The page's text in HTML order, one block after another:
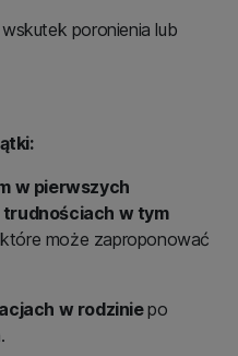
poronienia lub
w pierwszych
trudnościach w tym
które może zaproponować
w rodziniepo